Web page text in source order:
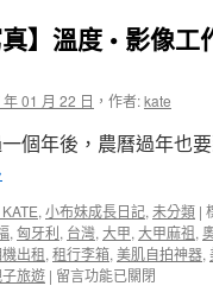
與
歡
的
方〉
中
遊
必
必
億
台
幣
打
真】溫度 • 影像
01 月 22 日 ， 作者:kate
個年後，農曆過年也
, 小布妹成長日記, 未分類 |
, 匈牙利, 台灣, 大甲, 大甲麻祖,
出租, 租行李箱, 美肌自拍神器,
旅遊 | 在
留言功能已關閉